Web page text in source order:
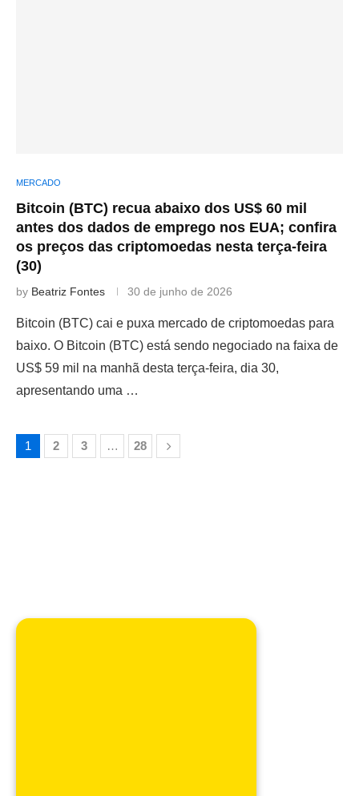
MERCADO
Bitcoin (BTC) recua abaixo dos US$ 60 mil
antes dos dados de emprego nos EUA; confira
os preços das criptomoedas nesta terça-feira
(30)
by Beatriz Fontes 30 de junho de 2026
Bitcoin (BTC) cai e puxa mercado de criptomoedas para
baixo. O Bitcoin (BTC) está sendo negociado na faixa de
US$ 59 mil na manhã desta terça-feira, dia 30,
apresentando uma …
1 2 3 … 28